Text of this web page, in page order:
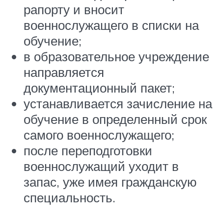
рапорту и вносит
военнослужащего в списки на
обучение;
в образовательное учреждение
направляется
документационный пакет;
устанавливается зачисление на
обучение в определенный срок
самого военнослужащего;
после переподготовки
военнослужащий уходит в
запас, уже имея гражданскую
специальность.